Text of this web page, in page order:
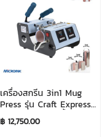
เครื่องสกรีน 3in1 Mug
Press รุ่น Craft Express
สำหรับสกรีนแก้วน้ำทรง
กระบอก 3 ขนาด
฿ 12,750.00